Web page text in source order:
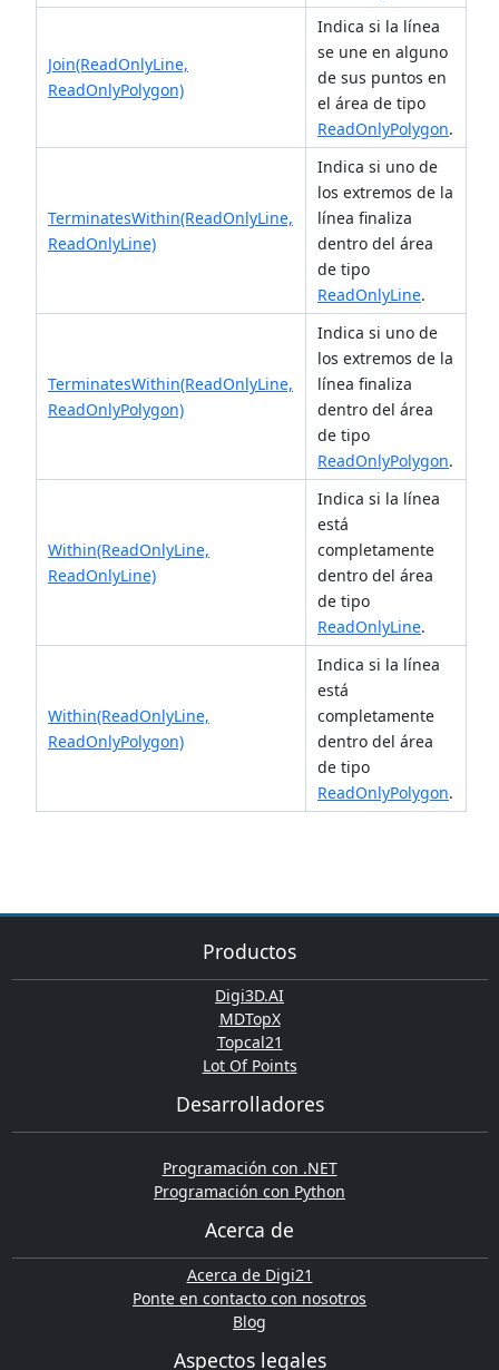
Join(ReadOnlyLine,
ReadOnlyPolygon)
Indica si la línea
se une en alguno
de sus puntos en
el área de tipo
ReadOnlyPolygon.
TerminatesWithin(ReadOnlyLine,
ReadOnlyLine)
Indica si uno de
los extremos de la
línea finaliza
dentro del área
de tipo
ReadOnlyLine.
TerminatesWithin(ReadOnlyLine,
ReadOnlyPolygon)
Indica si uno de
los extremos de la
línea finaliza
dentro del área
de tipo
ReadOnlyPolygon.
Within(ReadOnlyLine,
ReadOnlyLine)
Indica si la línea
está
completamente
dentro del área
de tipo
ReadOnlyLine.
Within(ReadOnlyLine,
ReadOnlyPolygon)
Indica si la línea
está
completamente
dentro del área
de tipo
ReadOnlyPolygon.
Productos
Digi3D.AI
MDTopX
Topcal21
Lot Of Points
Desarrolladores
Programación con .NET
Programación con Python
Acerca de
Acerca de Digi21
Ponte en contacto con nosotros
Blog
Aspectos legales